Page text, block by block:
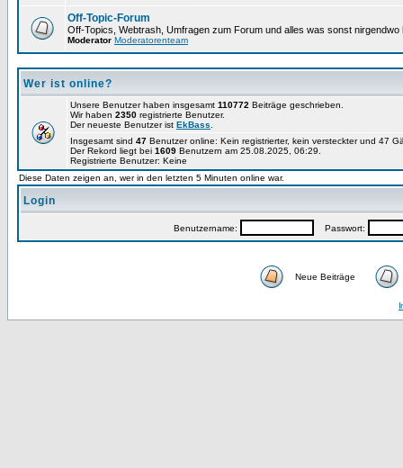
Off-Topic-Forum
Off-Topics, Webtrash, Umfragen zum Forum und alles was sonst nirgendwo
Moderator Moderatorenteam
Wer ist online?
Unsere Benutzer haben insgesamt 110772 Beiträge geschrieben.
Wir haben 2350 registrierte Benutzer.
Der neueste Benutzer ist EkBass
Insgesamt sind 47 Benutzer online: Kein registrierter, kein versteckter und 47
Der Rekord liegt bei 1609 Benutzern am 25.08.2025, 06:29.
Registrierte Benutzer: Keine
Diese Daten zeigen an, wer in den letzten 5 Minuten online war.
Login
Benutzername: Passwort:
Neue Beiträge